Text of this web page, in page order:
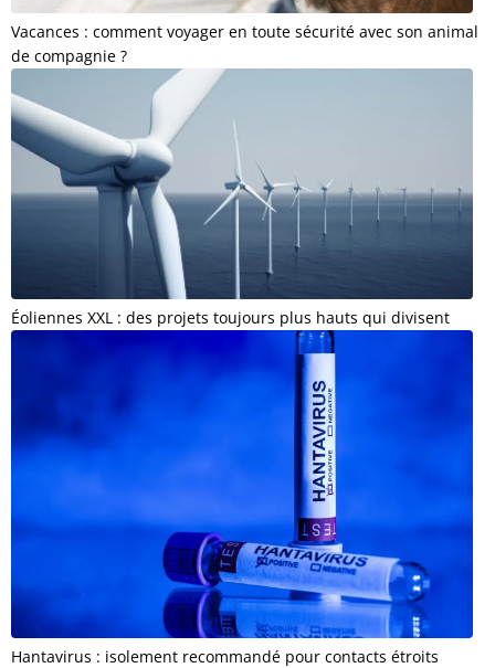
Vacances : comment voyager en toute sécurité avec son animal
de compagnie ?
Éoliennes XXL : des projets toujours plus hauts qui divisent
Hantavirus : isolement recommandé pour contacts étroits